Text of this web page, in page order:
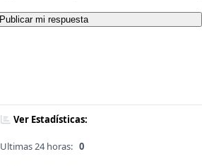
Publicar mi respuesta
Ver Estadísticas:
Ultimas 24 horas: 0